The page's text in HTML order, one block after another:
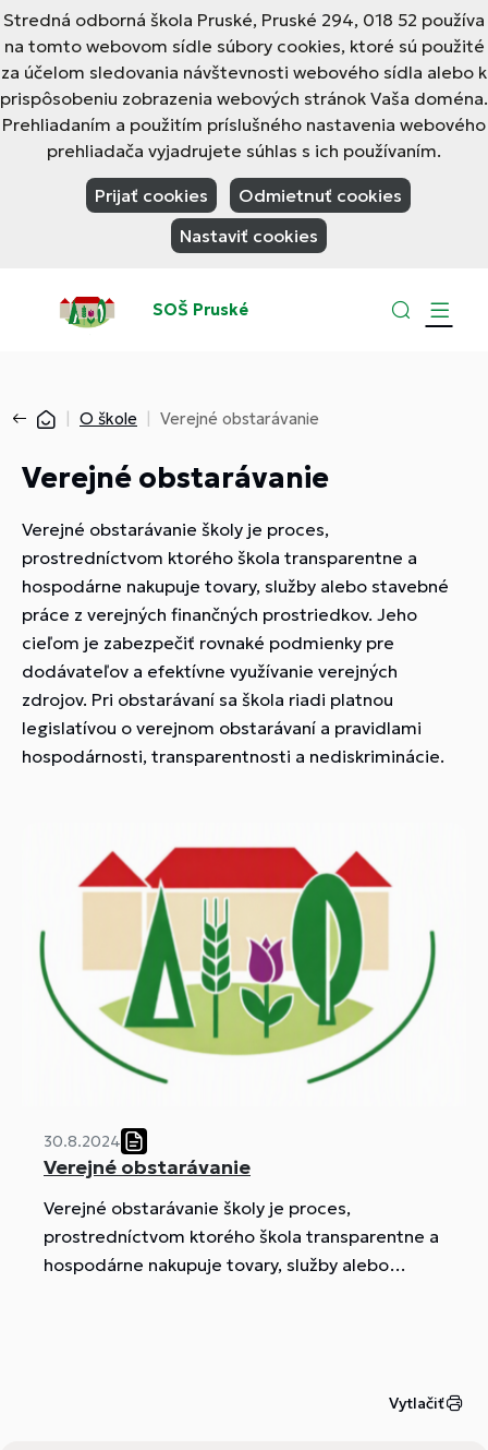
Stredná odborná škola Pruské, Pruské 294, 018 52 používa
na tomto webovom sídle súbory cookies, ktoré sú použité
za účelom sledovania návštevnosti webového sídla alebo k
prispôsobeniu zobrazenia webových stránok Vaša doména.
Prehliadaním a použitím príslušného nastavenia webového
prehliadača vyjadrujete súhlas s ich používaním.
Prijať cookies
Odmietnuť cookies
Nastaviť cookies
SOŠ Pruské
O škole Verejné obstarávanie
Verejné obstarávanie
Verejné obstarávanie školy je proces,
prostredníctvom ktorého škola transparentne a
hospodárne nakupuje tovary, služby alebo stavebné
práce z verejných finančných prostriedkov. Jeho
cieľom je zabezpečiť rovnaké podmienky pre
dodávateľov a efektívne využívanie verejných
zdrojov. Pri obstarávaní sa škola riadi platnou
legislatívou o verejnom obstarávaní a pravidlami
hospodárnosti, transparentnosti a nediskriminácie.
30.8.2024
Verejné obstarávanie
Verejné obstarávanie školy je proces,
prostredníctvom ktorého škola transparentne a
hospodárne nakupuje tovary, služby alebo
obstarávaní sa škola riadi platnou legislatívou o
Vytlačiť